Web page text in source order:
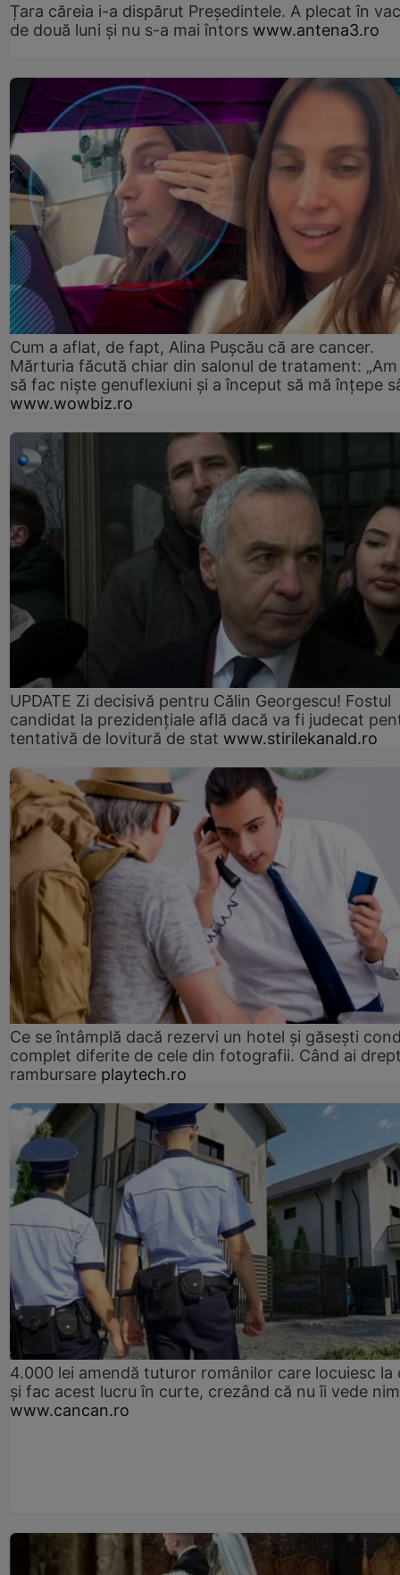
Țara căreia i-a dispărut Președintele. A plecat în
de două luni și nu s-a mai întors www.antena3.ro
Cum a aflat, de fapt, Alina Pușcău că are cancer.
Mărturia făcută chiar din salonul de tratament:
să fac niște genuflexiuni și a început să mă înțepe
www.wowbiz.ro
UPDATE Zi decisivă pentru Călin Georgescu! Fostul
candidat la prezidențiale află dacă va fi judecat
tentativă de lovitură de stat www.stirilekanald.ro
Ce se întâmplă dacă rezervi un hotel și găsești
complet diferite de cele din fotografii. Când ai
rambursare playtech.ro
4.000 lei amendă tuturor românilor care locuiesc la
și fac acest lucru în curte, crezând că nu îi vede
www.cancan.ro